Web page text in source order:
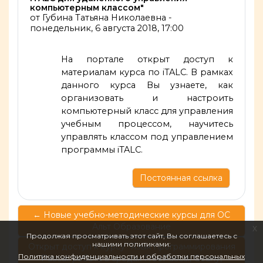
Продолжая просматривать этот сайт, Вы соглашаетесь с
нашими политиками:
Политика конфиденциальности и обработки персональных
x
компьютерным классом"
от Губина Татьяна Николаевна -
понедельник, 6 августа 2018, 17:00
На портале открыт доступ к
материалам курса по iTALC. В рамках
данного курса Вы узнаете, как
организовать и настроить
компьютерный класс для управления
учебным процессом, научитесь
управлять классом под управлением
программы iTALC.
Постоянная ссылка
← Новые учебно-методические курсы для ОС
Открыт доступ к курсу "Язык программирования
Pascal: работа в средах FreePascal, Geany,